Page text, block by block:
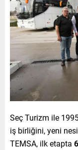
Seç Turizm ile
iş birliğini, yeni
TEMSA, ilk etapta